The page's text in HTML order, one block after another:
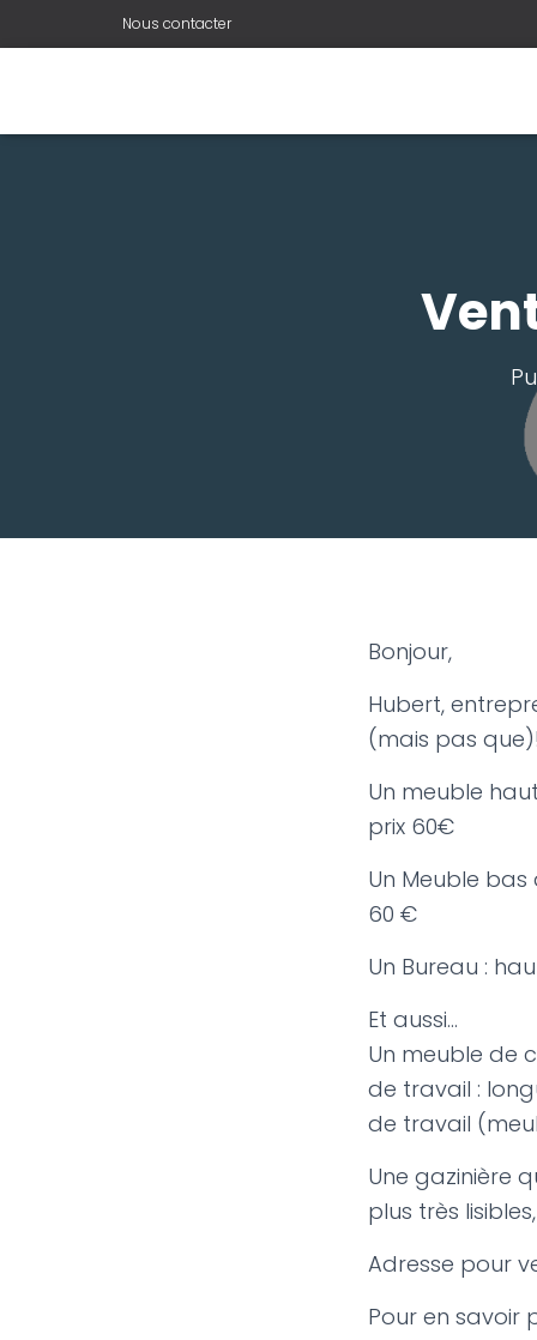
Nous contacter
Bonjour,
Hubert,
(mais pas
Un meuble
prix 60€
Un Meuble
60 €
Un Bureau :
Et aussi…
Un meuble de
de travail :
de travail
Une gazinière
plus très
Adresse pour
Pour en savoir